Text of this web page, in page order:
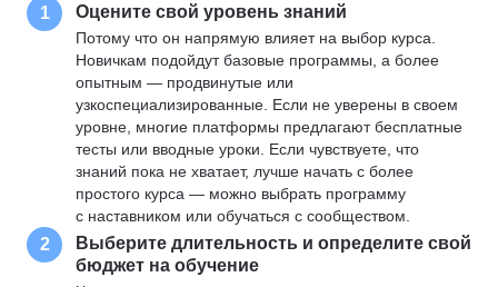
1 Оцените свой уровень знаний
Потому что он напрямую влияет на выбор курса.
Новичкам подойдут базовые программы, а более
опытным — продвинутые или
узкоспециализированные. Если не уверены в своем
уровне, многие платформы предлагают бесплатные
тесты или вводные уроки. Если чувствуете, что
знаний пока не хватает, лучше начать с более
простого курса — можно выбрать программу
с наставником или обучаться с сообществом.
2
Выберите длительность и определите свой
бюджет на обучение